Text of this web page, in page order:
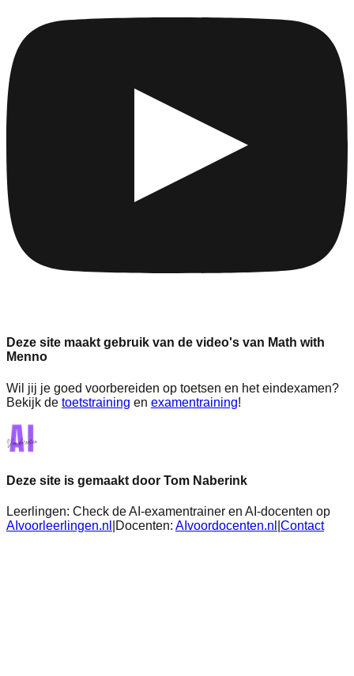
Deze site maakt gebruik van de video's van Math with
Menno
Wil jij je goed voorbereiden op toetsen en het eindexamen?
Bekijk de toetstraining en examentraining!
Deze site is gemaakt door Tom Naberink
Leerlingen: Check de AI-examentrainer en AI-docenten op
AIvoorleerlingen.nl
Docenten: AIvoordocenten.nl Contact